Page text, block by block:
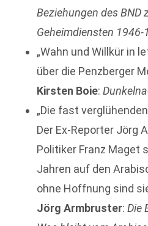
Beziehungen des BND
Geheimdiensten 1946-
„Wahn und Willkür in
über die Penzberger
Kirsten Boie:
„Die fast
Der Ex-Reporter Jörg
Politiker Franz Maget
Jahren auf den
ohne Hoffnung sind
Jörg Armbruster: Die